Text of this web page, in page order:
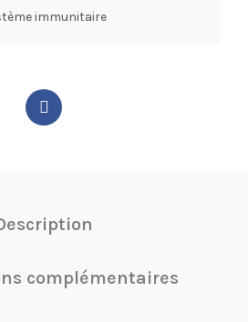
immunitaire
complémentaires